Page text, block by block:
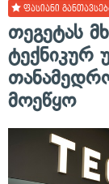
ფასიანი
თეგეტას
ტექნიკურ
მოეწყო